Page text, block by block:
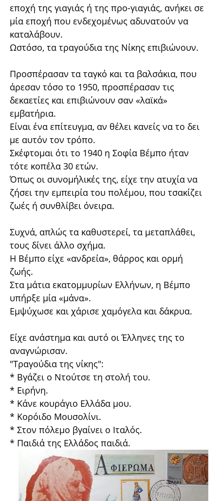
εποχή της γιαγιάς ή της προ-γιαγιάς, ανήκει σε
μία εποχή που ενδεχομένως αδυνατούν να
καταλάβουν.
Ωστόσο, τα τραγούδια της Νίκης επιβιώνουν.
Προσπέρασαν τα ταγκό και τα βαλσάκια, που
άρεσαν τόσο το 1950, προσπέρασαν τις
δεκαετίες και επιβιώνουν σαν «λαϊκά»
εμβατήρια.
Είναι ένα επίτευγμα, αν θέλει κανείς να το δει
με αυτόν τον τρόπο.
Σκέφτομαι ότι το 1940 η Σοφία Βέμπο ήταν
τότε κοπέλα 30 ετών.
Όπως οι συνομήλικές της, είχε την ατυχία να
ζήσει την εμπειρία του πολέμου, που τσακίζει
ζωές ή συνθλίβει όνειρα.
Συχνά, απλώς τα καθυστερεί, τα μεταπλάθει,
τους δίνει άλλο σχήμα.
Η Βέμπο είχε «ανδρεία», θάρρος και ορμή
ζωής.
Στα μάτια εκατομμυρίων Ελλήνων, η Βέμπο
υπήρξε μία «μάνα».
Εμψύχωσε και χάρισε χαμόγελα και δάκρυα.
Είχε ανάστημα και αυτό οι Έλληνες της το
αναγνώρισαν.
"Τραγούδια της νίκης":
* Βγάζει ο Ντούτσε τη στολή του.
* Ειρήνη.
* Κάνε κουράγιο Ελλάδα μου.
* Κορόιδο Μουσολίνι.
* Στον πόλεμο βγαίνει ο Ιταλός.
* Παιδιά της Ελλάδος παιδιά.